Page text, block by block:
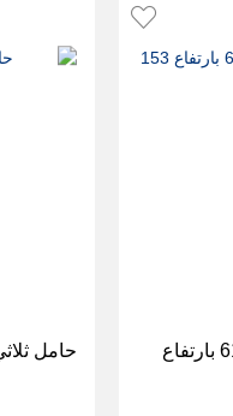
هاما حامل ثلاثي القوائم ستار 61 بارتفاع
حامل